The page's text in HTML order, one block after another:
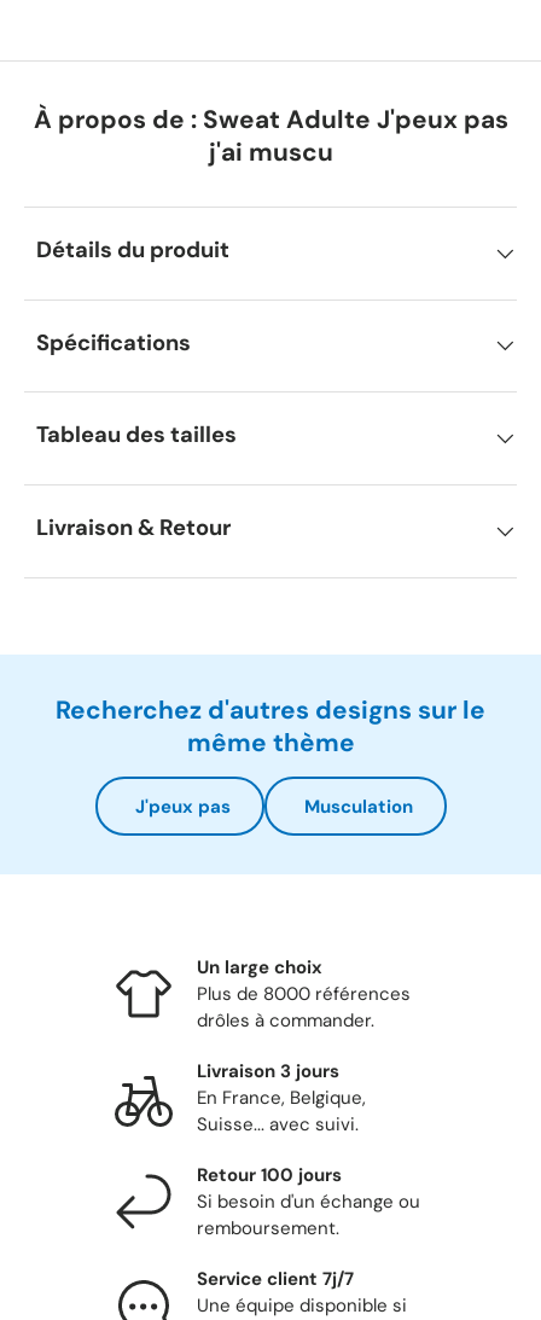
À propos de : Sweat Adulte J'peux pas
j'ai muscu
Détails du produit
Spécifications
Tableau des tailles
Livraison & Retour
Recherchez d'autres designs sur le
même thème
J'peux pas Musculation
Un large choix
Plus de 8000 références
drôles à commander.
Livraison 3 jours
En France, Belgique,
Suisse... avec suivi.
Retour 100 jours
Si besoin d'un échange ou
remboursement.
Service client 7j/7
Une équipe disponible si